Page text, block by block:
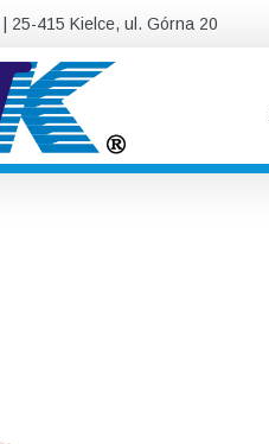
| 25-415 Kielce, ul. Górna 20